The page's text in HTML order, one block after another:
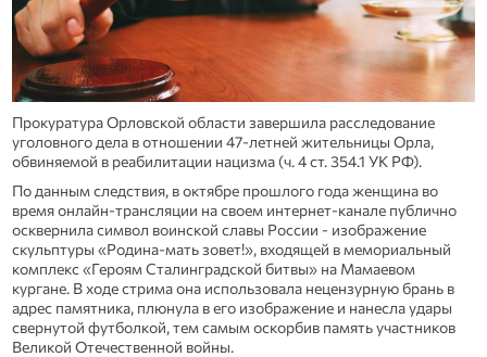
Прокуратура Орловской области завершила расследование
уголовного дела в отношении 47-летней жительницы Орла,
обвиняемой в реабилитации нацизма (ч. 4 ст. 354.1 УК РФ).
По данным следствия, в октябре прошлого года женщина во
время онлайн-трансляции на своем интернет-канале публично
осквернила символ воинской славы России - изображение
скульптуры «Родина-мать зовет!», входящей в мемориальный
комплекс «Героям Сталинградской битвы» на Мамаевом
кургане. В ходе стрима она использовала нецензурную брань в
адрес памятника, плюнула в его изображение и нанесла удары
свернутой футболкой, тем самым оскорбив память участников
Великой Отечественной войны.